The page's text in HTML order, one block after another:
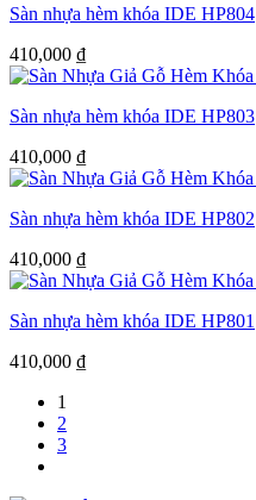
Sàn nhựa hèm khóa IDE HP804
410,000 ₫
Sàn nhựa hèm khóa IDE HP803
410,000 ₫
Sàn nhựa hèm khóa IDE HP802
410,000 ₫
Sàn nhựa hèm khóa IDE HP801
410,000 ₫
1
2
3